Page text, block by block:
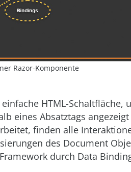
Razor-Komponente
HTML-Schaltfläche,
eines Absatztags
finden alle
des Document
durch Data